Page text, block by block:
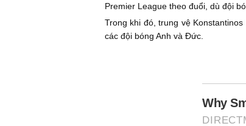
Premier League theo đuổi, dù đội
Trong khi đó, trung vệ
các đội bóng Anh và Đức.